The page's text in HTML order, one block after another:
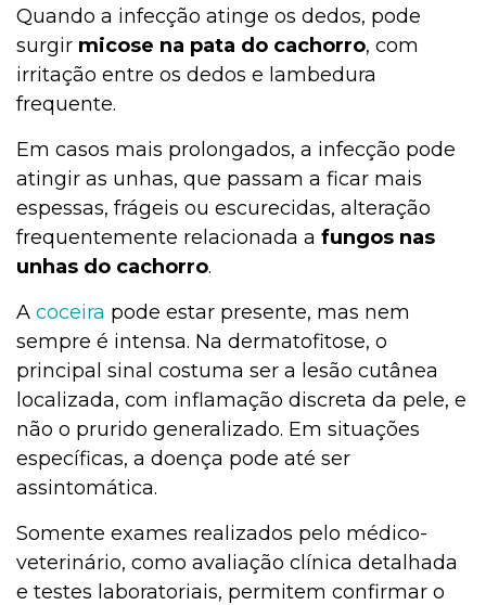
Quando a infecção atinge os dedos, pode
surgir micose na pata do cachorro, com
irritação entre os dedos e lambedura
frequente.
Em casos mais prolongados, a infecção pode
atingir as unhas, que passam a ficar mais
espessas, frágeis ou escurecidas, alteração
frequentemente relacionada a fungos nas
unhas do cachorro.
A coceira pode estar presente, mas nem
sempre é intensa. Na dermatofitose, o
principal sinal costuma ser a lesão cutânea
localizada, com inflamação discreta da pele, e
não o prurido generalizado. Em situações
específicas, a doença pode até ser
assintomática.
Somente exames realizados pelo médico-
veterinário, como avaliação clínica detalhada
e testes laboratoriais, permitem confirmar o